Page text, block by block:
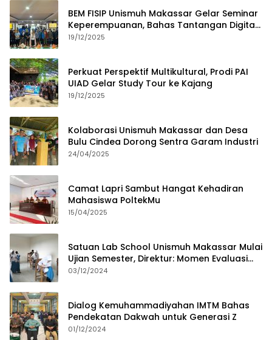
BEM FISIP Unismuh Makassar Gelar Seminar
Keperempuanan, Bahas Tantangan Digital
dan Budaya Lokal
19/12/2025
Perkuat Perspektif Multikultural, Prodi PAI
UIAD Gelar Study Tour ke Kajang
19/12/2025
Kolaborasi Unismuh Makassar dan Desa
Bulu Cindea Dorong Sentra Garam Industri
24/04/2025
Camat Lapri Sambut Hangat Kehadiran
Mahasiswa PoltekMu
15/04/2025
Satuan Lab School Unismuh Makassar Mulai
Ujian Semester, Direktur: Momen Evaluasi
Proses Pembelajaran
03/12/2024
Dialog Kemuhammadiyahan IMTM Bahas
Pendekatan Dakwah untuk Generasi Z
01/12/2024